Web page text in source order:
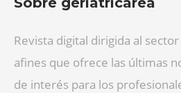
Revista digital dirigida al
afines que ofrece las últimas
de interés para los